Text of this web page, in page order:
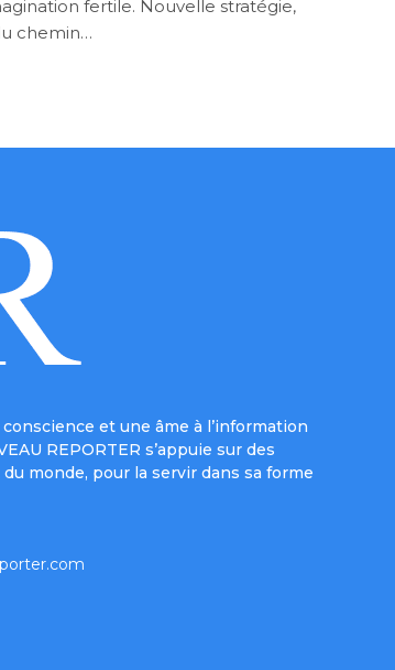
fertile. Nouvelle stratégie,
chemin…
et une âme à l’information
REPORTER s’appuie sur des
monde, pour la servir dans sa forme